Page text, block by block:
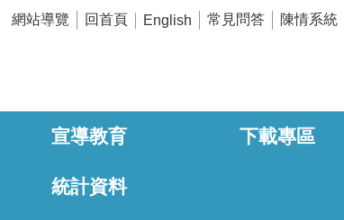
網站導覽 回首頁 English 常見問答 陳情系統
宣導教育 下載專區
統計資料